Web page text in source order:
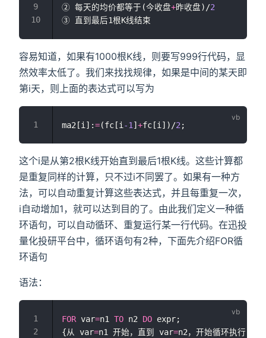
② 每天的均价都等于(今收盘+昨收盘)/2
③ 直到最后1根K线结束
容易知道，如果有1000根K线，则要写999行代码，显
然效率太低了。我们来找找规律，如果是中间的某天即
第i天，则上面的表达式可以写为
ma2[i]:=(fc[i -1 ]+fc[i])/2 ;
这个i是从第2根K线开始直到最后1根K线。这些计算都
是重复同样的计算，只不过i不同罢了。如果有一种方
法，可以自动重复计算这些表达式，并且每重复一次，
i自动增加1，就可以达到目的了。由此我们定义一种循
环语句，可以自动循环、重复运行某一行代码。在迅投
量化投研平台中，循环语句有2种，下面先介绍FOR循
环语句
语法：
FOR var=n1 TO n2 DO expr;
{从 var=n1 开始，直到 var=n2，开始循环执行